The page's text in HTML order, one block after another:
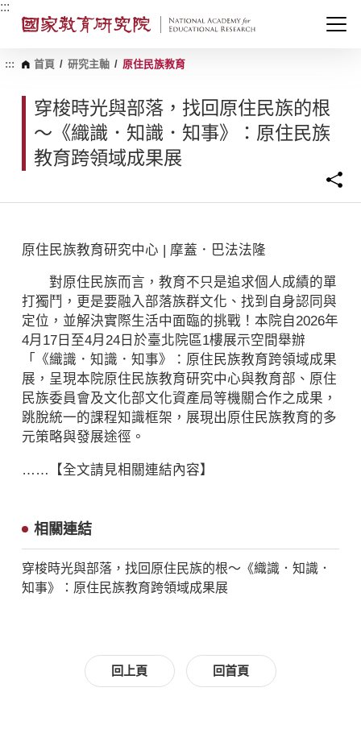
跳
內
:::
::: 首頁 / 研究主軸 / 原住民族教育
穿梭時光與部落，找回原住民族的根
～《織識．知識．知事》：原住民族
教育跨領域成果展
原住民族教育研究中心 | 摩蓋．巴法法隆
對原住民族而言，教育不只是追求個人成績的單
打獨鬥，更是要融入部落族群文化、找到自身認同與
定位，並解決實際生活中面臨的挑戰！本院自2026年
4月17日至4月24日於臺北院區1樓展示空間舉辦
「《織識．知識．知事》：原住民族教育跨領域成果
展，呈現本院原住民族教育研究中心與教育部、原住
民族委員會及文化部文化資產局等機關合作之成果，
跳脫統一的課程知識框架，展現出原住民族教育的多
元策略與發展途徑。
……【全文請見相關連結內容】
相關連結
穿梭時光與部落，找回原住民族的根～《織識．知識．
知事》：原住民族教育跨領域成果展
回上頁 回首頁